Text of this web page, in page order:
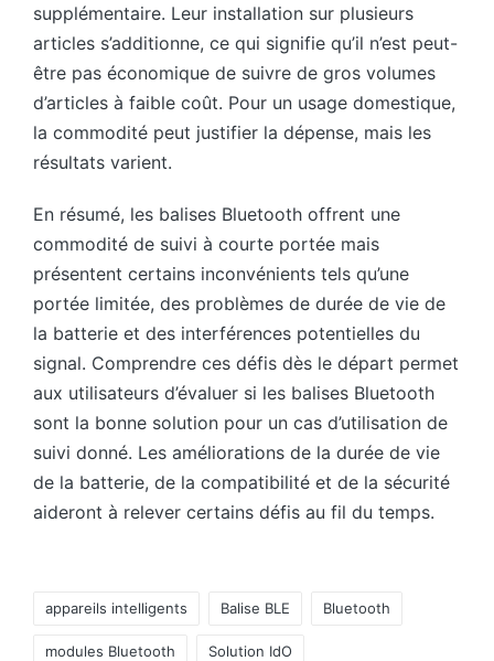
supplémentaire. Leur installation sur plusieurs
articles s’additionne, ce qui signifie qu’il n’est peut-
être pas économique de suivre de gros volumes
d’articles à faible coût. Pour un usage domestique,
la commodité peut justifier la dépense, mais les
résultats varient.
En résumé, les balises Bluetooth offrent une
commodité de suivi à courte portée mais
présentent certains inconvénients tels qu’une
portée limitée, des problèmes de durée de vie de
la batterie et des interférences potentielles du
signal. Comprendre ces défis dès le départ permet
aux utilisateurs d’évaluer si les balises Bluetooth
sont la bonne solution pour un cas d’utilisation de
suivi donné. Les améliorations de la durée de vie
de la batterie, de la compatibilité et de la sécurité
aideront à relever certains défis au fil du temps.
appareils intelligents Balise BLE Bluetooth
modules Bluetooth Solution IdO